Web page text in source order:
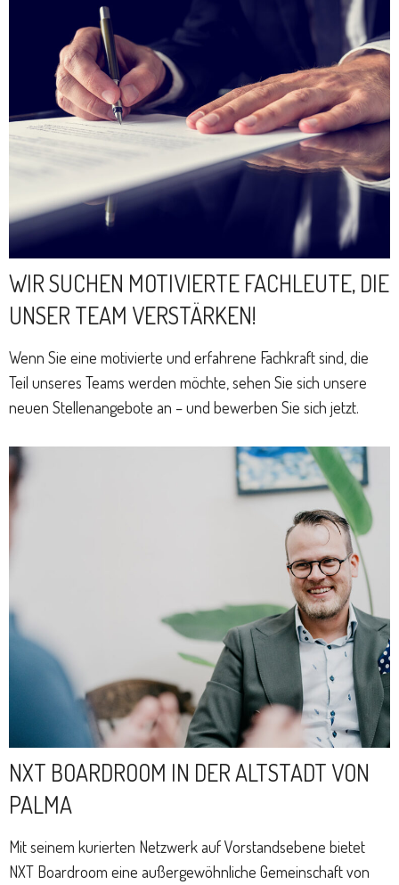
WIR SUCHEN MOTIVIERTE FACHLEUTE, DIE
UNSER TEAM VERSTÄRKEN!
Wenn Sie eine motivierte und erfahrene Fachkraft sind, die
Teil unseres Teams werden möchte, sehen Sie sich unsere
neuen Stellenangebote an – und bewerben Sie sich jetzt.
NXT BOARDROOM IN DER ALTSTADT VON
PALMA
Mit seinem kurierten Netzwerk auf Vorstandsebene bietet
NXT Boardroom eine außergewöhnliche Gemeinschaft von